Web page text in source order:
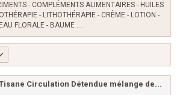
- COMPLÉMENTS ALIMENTAIRES - HUILES
- LITHOTHÉRAPIE - CRÈME - LOTION -
EAU FLORALE - BAUME ....
Circulation Détendue mélange de...